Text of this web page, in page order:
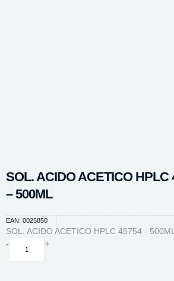
SOL. ACIDO ACETICO HPLC
– 500ML
EAN: 0025850
SOL. ACIDO ACETICO HPLC 45754 - 500ML
-
SOL.
+